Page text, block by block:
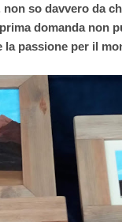
so davvero da
domanda non
la passione per il